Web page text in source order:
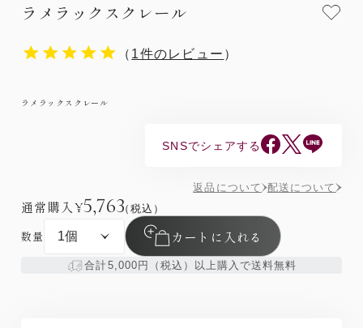
ラメラックスクレール
（ 1件のレビュー ）
ラメラックスクレール
SNSでシェアする
返品について 配送について
通常購入 ¥5,763（税込）
数量 カートに入れる
合計5,000円（税込）以上購入で送料無料